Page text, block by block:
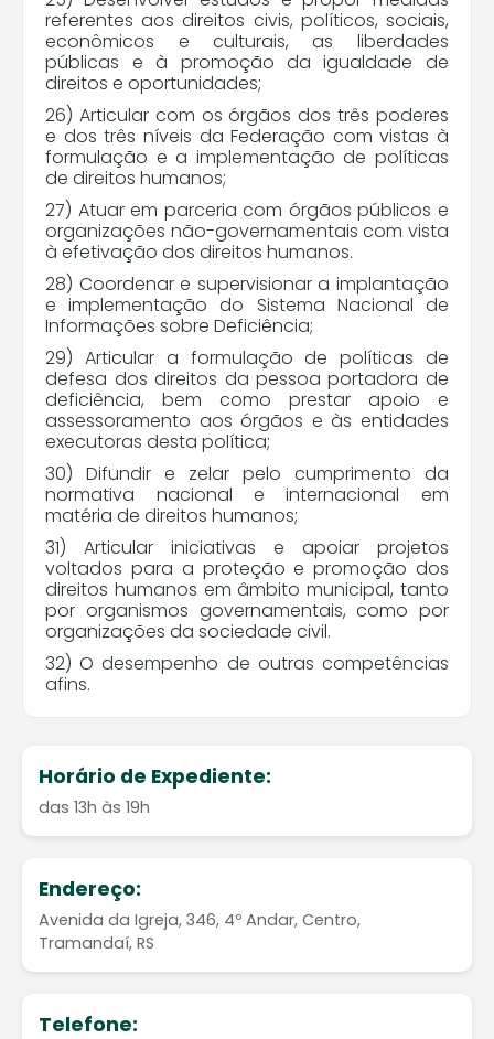
referentes aos direitos civis, políticos, sociais,
econômicos e culturais, as liberdades
públicas e à promoção da igualdade de
direitos e oportunidades;
26) Articular com os órgãos dos três poderes
e dos três níveis da Federação com vistas à
formulação e a implementação de políticas
de direitos humanos;
27) Atuar em parceria com órgãos públicos e
organizações não-governamentais com vista
à efetivação dos direitos humanos.
28) Coordenar e supervisionar a implantação
e implementação do Sistema Nacional de
Informações sobre Deficiência;
29) Articular a formulação de políticas de
defesa dos direitos da pessoa portadora de
deficiência, bem como prestar apoio e
assessoramento aos órgãos e às entidades
executoras desta política;
30) Difundir e zelar pelo cumprimento da
normativa nacional e internacional em
matéria de direitos humanos;
31) Articular iniciativas e apoiar projetos
voltados para a proteção e promoção dos
direitos humanos em âmbito municipal, tanto
por organismos governamentais, como por
organizações da sociedade civil.
32) O desempenho de outras competências
afins.
Horário de Expediente:
das 13h às 19h
Endereço:
Avenida da Igreja, 346, 4º Andar, Centro,
Tramandaí, RS
Telefone: